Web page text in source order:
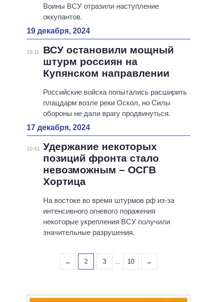
Воины ВСУ отразили наступление
оккупантов.
19 декабря, 2024
19:11
ВСУ остановили мощный
штурм россиян на
Купянском направлении
Российские войска попытались расширить
плацдарм возле реки Оскол, но Силы
обороны не дали врагу продвинуться.
17 декабря, 2024
10:41
Удержание некоторых
позиций фронта стало
невозможным – ОСГВ
Хортица
На востоке во время штурмов рф из-за
интенсивного огневого поражения
некоторые укрепления ВСУ получили
значительные разрушения.
← 2 3 ... 10 →